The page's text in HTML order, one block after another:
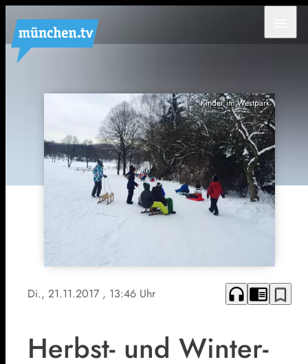
Kinder im Westpark
Di., 21.11.2017 , 13:46 Uhr headphones chrome_reader_mode bookmark_border
Herbst- und Winter-